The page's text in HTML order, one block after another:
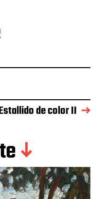
de color II